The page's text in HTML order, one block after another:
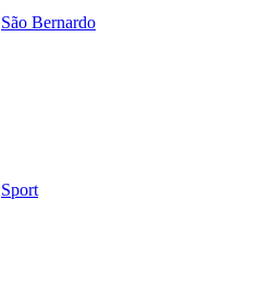
São Bernardo
Sport